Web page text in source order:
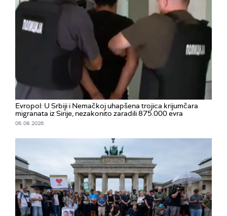
Evropol: U Srbiji i Nemačkoj uhapšena trojica krijumčara
migranata iz Sirije, nezakonito zaradili 875.000 evra
06. 08. 2026.